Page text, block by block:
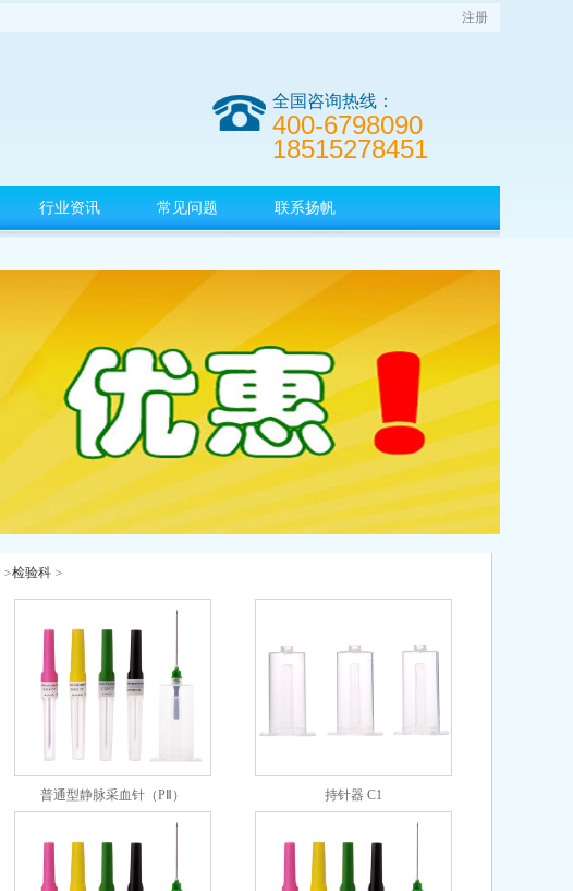
注册
全国咨询热线：
400-6798090
18515278451
行业资讯 常见问题 联系扬帆
>检验科 >
普通型静脉采血针（PⅡ） 持针器 C1